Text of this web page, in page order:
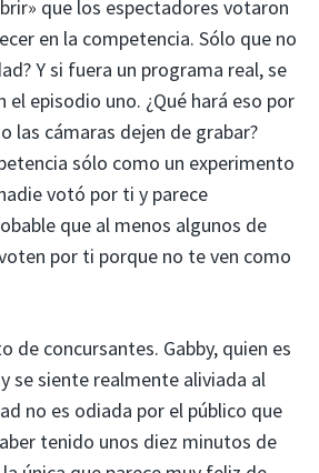
que los espectadores votaron
en la competencia. Sólo que no
Y si fuera un programa real, se
el episodio uno. ¿Qué hará eso por
las cámaras dejen de grabar?
sólo como un experimento
votó por ti y parece
que al menos algunos de
por ti porque no te ven como
de concursantes. Gabby, quien es
se siente realmente aliviada al
no es odiada por el público que
tenido unos diez minutos de